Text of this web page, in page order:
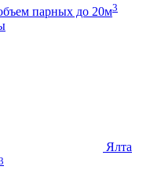
парных до 20м3
Ялта